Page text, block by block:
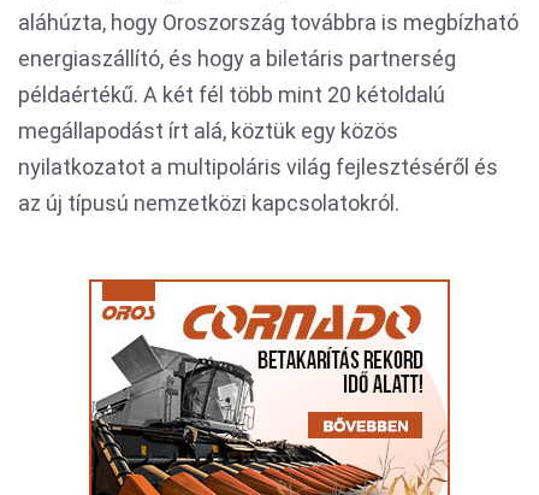
aláhúzta, hogy Oroszország továbbra is megbízható
energiaszállító, és hogy a biletáris partnerség
példaértékű. A két fél több mint 20 kétoldalú
megállapodást írt alá, köztük egy közös
nyilatkozatot a multipoláris világ fejlesztéséről és
az új típusú nemzetközi kapcsolatokról.